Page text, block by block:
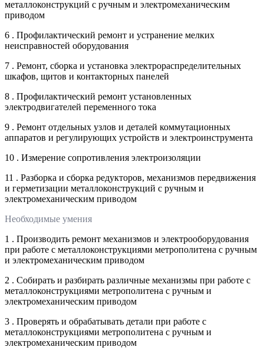
металлоконструкций с ручным и электромеханическим
приводом
6 . Профилактический ремонт и устранение мелких
неисправностей оборудования
7 . Ремонт, сборка и установка электрораспределительных
шкафов, щитов и контакторных панелей
8 . Профилактический ремонт установленных
электродвигателей переменного тока
9 . Ремонт отдельных узлов и деталей коммутационных
аппаратов и регулирующих устройств и электроинструмента
10 . Измерение сопротивления электроизоляции
11 . Разборка и сборка редукторов, механизмов передвижения
и герметизации металлоконструкций с ручным и
электромеханическим приводом
Необходимые умения
1 . Производить ремонт механизмов и электрооборудования
при работе с металлоконструкциями метрополитена с ручным
и электромеханическим приводом
2 . Собирать и разбирать различные механизмы при работе с
металлоконструкциями метрополитена с ручным и
электромеханическим приводом
3 . Проверять и обрабатывать детали при работе с
металлоконструкциями метрополитена с ручным и
электромеханическим приводом